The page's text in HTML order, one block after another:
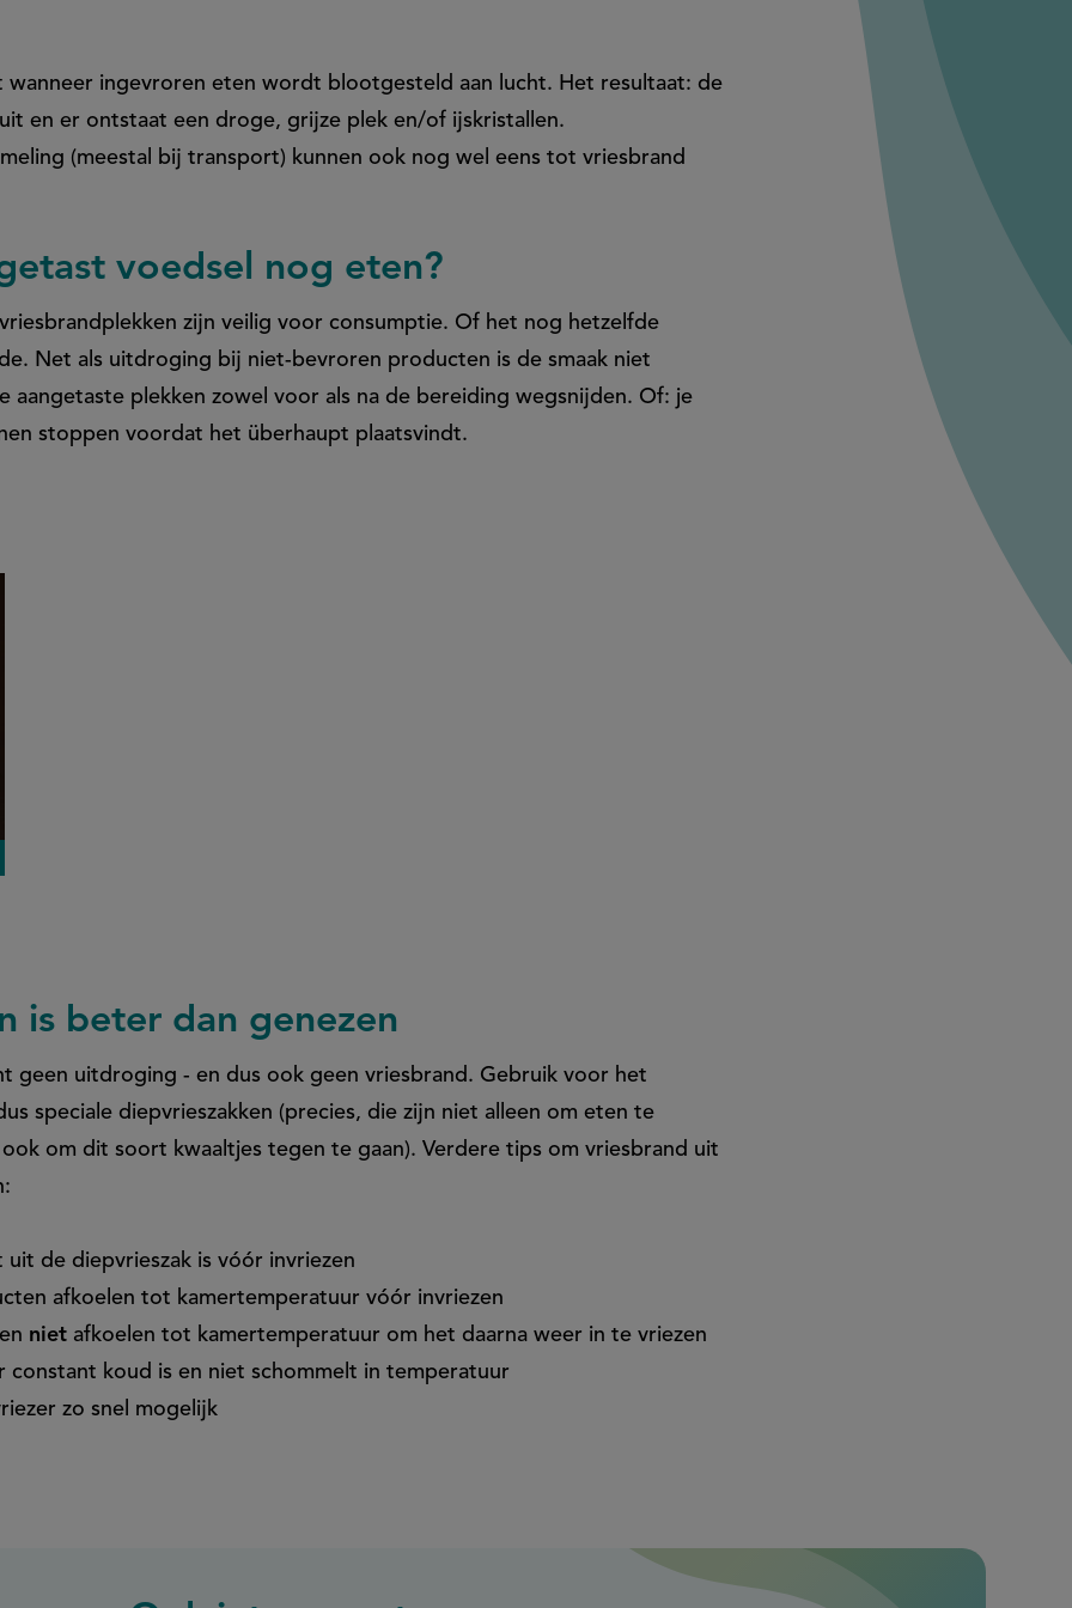
wanneer ingevroren eten wordt blootgesteld aan lucht. Het resultaat: de
en er ontstaat een droge, grijze plek en/of ijskristallen.
(meestal bij transport) kunnen ook nog wel eens tot vriesbrand
voedsel nog eten?
zijn veilig voor consumptie. Of het nog hetzelfde
Net als uitdroging bij niet-bevroren producten is de smaak niet
aangetaste plekken zowel voor als na de bereiding wegsnijden. Of: je
stoppen voordat het überhaupt plaatsvindt.
is beter dan genezen
geen uitdroging - en dus ook geen vriesbrand. Gebruik voor het
speciale diepvrieszakken (precies, die zijn niet alleen om eten te
om dit soort kwaaltjes tegen te gaan). Verdere tips om vriesbrand uit
de diepvrieszak is vóór invriezen
afkoelen tot kamertemperatuur vóór invriezen
niet afkoelen tot kamertemperatuur om het daarna weer in te vriezen
constant koud is en niet schommelt in temperatuur
zo snel mogelijk